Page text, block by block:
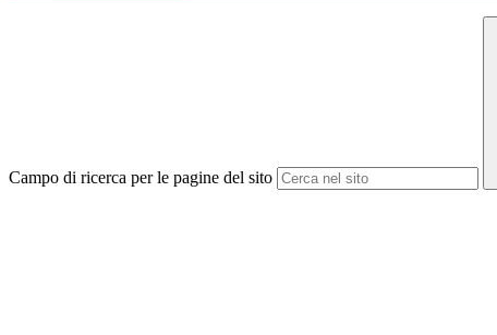
Campo di ricerca per le pagine del sito